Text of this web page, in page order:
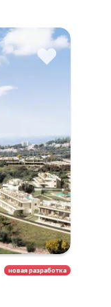
♥
новая разработка